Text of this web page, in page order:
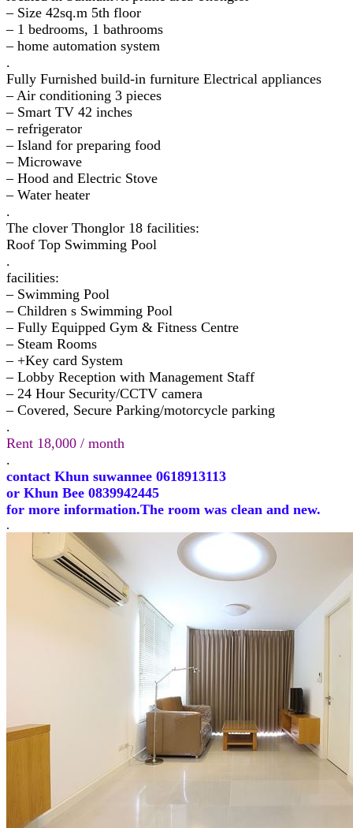
– Size 42sq.m 5th floor
– 1 bedrooms, 1 bathrooms
– home automation system
.
Fully Furnished build-in furniture Electrical appliances
– Air conditioning 3 pieces
– Smart TV 42 inches
– refrigerator
– Island for preparing food
– Microwave
– Hood and Electric Stove
– Water heater
.
The clover Thonglor 18 facilities:
Roof Top Swimming Pool
.
facilities:
– Swimming Pool
– Children s Swimming Pool
– Fully Equipped Gym & Fitness Centre
– Steam Rooms
– +Key card System
– Lobby Reception with Management Staff
– 24 Hour Security/CCTV camera
– Covered, Secure Parking/motorcycle parking
.
Rent 18,000 / month
.
contact Khun suwannee 0618913113
or Khun Bee 0839942445
for more information.The room was clean and new.
.